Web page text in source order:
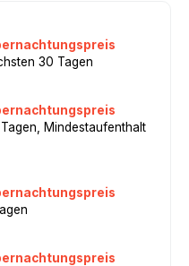
30 Tagen
Mindestaufenthalt